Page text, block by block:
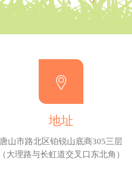
地址
唐山市路北区铂锐山底商305三层
（大理路与长虹道交叉口东北角）